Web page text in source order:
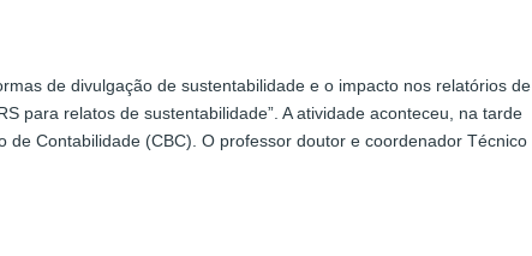
de divulgação de sustentabilidade e o impacto nos relatórios de
para relatos de sustentabilidade”. A atividade aconteceu, na tarde
de Contabilidade (CBC). O professor doutor e coordenador Técnico